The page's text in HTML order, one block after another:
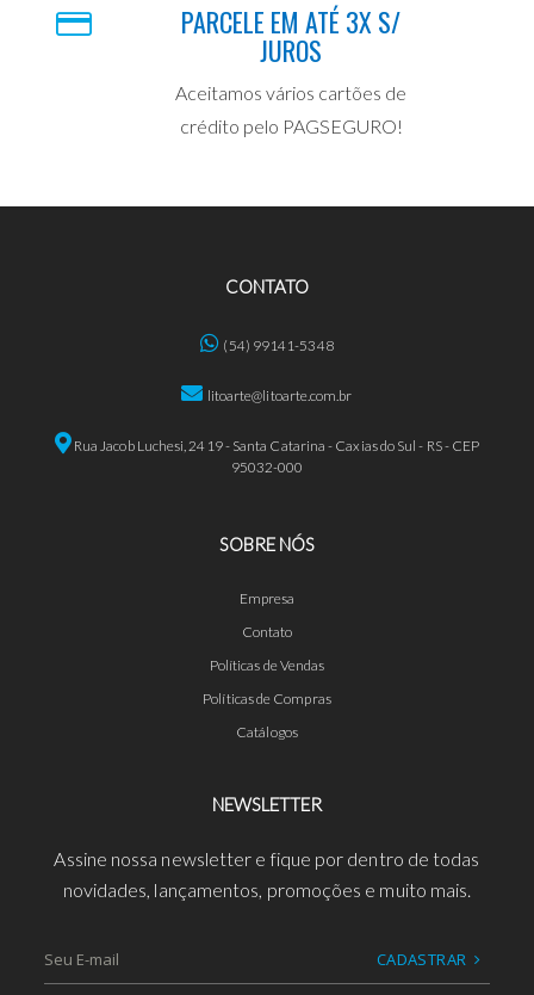
PARCELE EM ATÉ 3X S/
JUROS
Aceitamos vários cartões de
crédito pelo PAGSEGURO!
CONTATO
(54) 99141-5348
litoarte@litoarte.com.br
Rua Jacob Luchesi, 2419 - Santa Catarina - Caxias do Sul - RS - CEP
95032-000
SOBRE NÓS
Empresa
Contato
Políticas de Vendas
Políticas de Compras
Catálogos
NEWSLETTER
Assine nossa newsletter e fique por dentro de todas
novidades, lançamentos, promoções e muito mais.
CADASTRAR